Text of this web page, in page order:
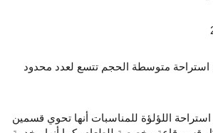
استراحة متوسطة الحجم تتسع لعدد محدود
استراحة اللؤلؤة للمناسبات أنها تحوي قسمين